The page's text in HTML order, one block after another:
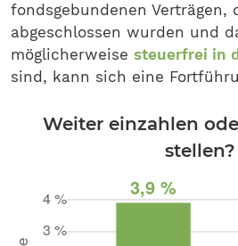
fondsgebundenen Verträgen,
abgeschlossen wurden und
möglicherweise steuerfrei in
sind, kann sich eine
Weiter einzahlen
stellen?